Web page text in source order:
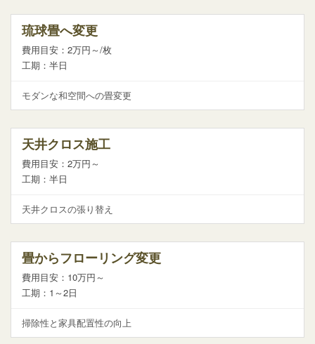
琉球畳へ変更
費用目安：2万円～/枚
工期：半日
モダンな和空間への畳変更
天井クロス施工
費用目安：2万円～
工期：半日
天井クロスの張り替え
畳からフローリング変更
費用目安：10万円～
工期：1～2日
掃除性と家具配置性の向上